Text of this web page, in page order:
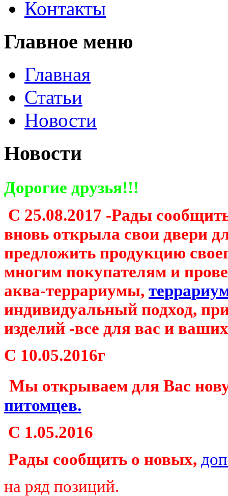
Контакты
Главное меню
Главная
Статьи
Новости
Новости
Дорогие друзья!!!
С 25.08.2017 -Рады
вновь открыла свои двери
предложить продукцию
многим покупателям и
аква-террариумы,
индивидуальный подход,
изделий -все для вас и
С 10.05.2016г
Мы открываем для Вас
питомцев.
С 1.05.2016
Рады сообщить о новых,
на ряд позиций.